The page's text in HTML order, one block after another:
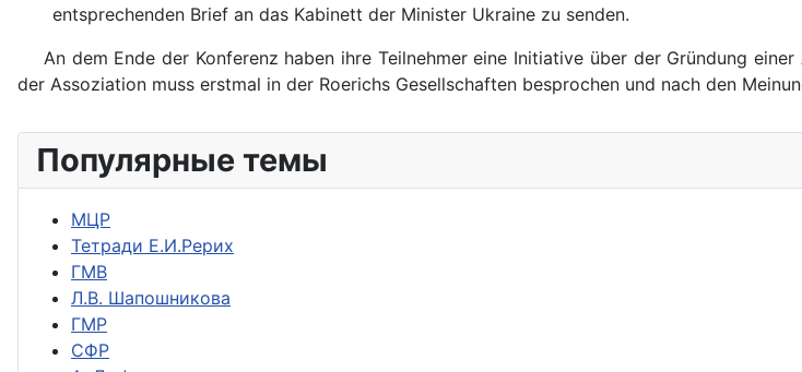
entsprechenden Brief an das Kabinett der Minister Ukraine zu senden.
An dem Ende der Konferenz haben ihre Teilnehmer eine Initiative über der Gründung
der Assoziation muss erstmal in der Roerichs Gesellschaften besprochen und nach den
Популярные темы
МЦР
Тетради Е.И.Рерих
ГМВ
Л.В. Шапошникова
ГМР
СФР